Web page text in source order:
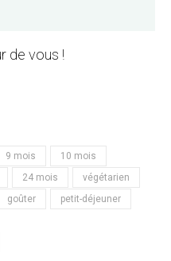
de vous !
9 mois
10 mois
24 mois
végétarien
goûter
petit-déjeuner